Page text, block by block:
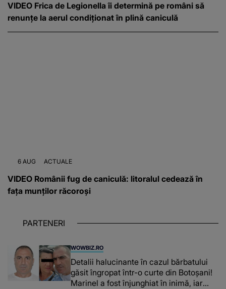
VIDEO Frica de Legionella îi determină pe români să
renunțe la aerul condiționat în plină caniculă
6 AUG ACTUALE
VIDEO Românii fug de caniculă: litoralul cedează în
fața munților răcoroși
PARTENERI
WOWBIZ.RO
Detalii halucinante în cazul bărbatului
găsit îngropat într-o curte din Botoșani!
Marinel a fost înjunghiat în inimă, iar